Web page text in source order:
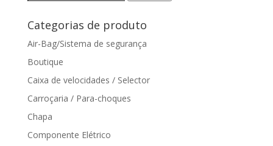
Categorias de produto
Air-Bag/Sistema de segurança
Boutique
Caixa de velocidades / Selector
Carroçaria / Para-choques
Chapa
Componente Elétrico